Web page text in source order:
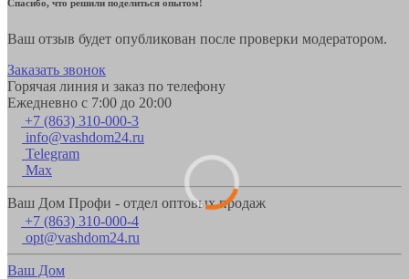
Спасибо, что решили поделиться опытом!
Ваш отзыв будет опубликован после проверки модератором.
Заказать звонок
Горячая линия и заказ по телефону
Ежедневно с 7:00 до 20:00
+7 (863) 310-000-3
info@vashdom24.ru
Telegram
Max
Ваш Дом Профи - отдел оптовых продаж
+7 (863) 310-000-4
opt@vashdom24.ru
Ваш Дом